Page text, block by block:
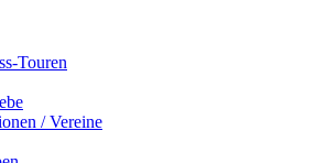
Touren
/ Vereine